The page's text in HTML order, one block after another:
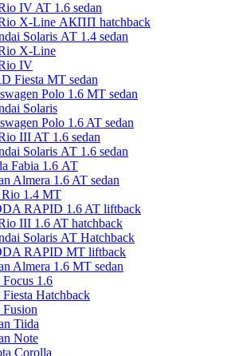
IV AT 1.6 sedan
X-Line АКПП hatchback
Solaris АТ 1.4 sedan
X-Line
IV
Fiesta MT sedan
Polo 1.6 MT sedan
Solaris
Polo 1.6 AT sedan
III AT 1.6 sedan
Solaris АТ 1.6 sedan
Fabia 1.6 АТ
Almera 1.6 AT sedan
1.4 МТ
RAPID 1.6 AT liftback
III 1.6 AT hatchback
Solaris АТ Hatchback
RAPID MT liftback
Almera 1.6 МТ sedan
Focus 1.6
Hatchback
Fusion
Tiida
Note
Corolla